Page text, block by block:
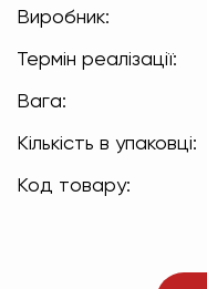
Виробник:
Термін реалізації:
Вага:
Кількість в упаковці:
Код товару: